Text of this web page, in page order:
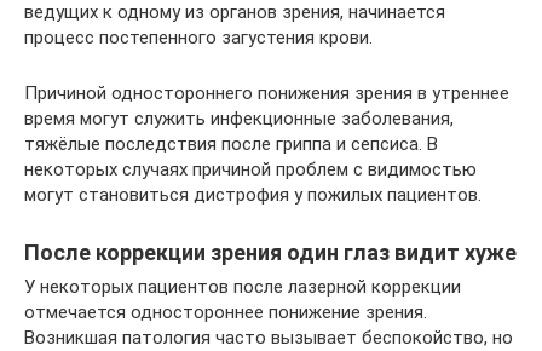
ведущих к одному из органов зрения, начинается
процесс постепенного загустения крови.
Причиной одностороннего понижения зрения в утреннее
время могут служить инфекционные заболевания,
тяжёлые последствия после гриппа и сепсиса. В
некоторых случаях причиной проблем с видимостью
могут становиться дистрофия у пожилых пациентов.
После коррекции зрения один глаз видит хуже
У некоторых пациентов после лазерной коррекции
отмечается одностороннее понижение зрения.
Возникшая патология часто вызывает беспокойство, но